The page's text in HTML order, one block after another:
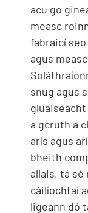
acu go
measc
fabraicí
agus
snug agus
gluaiseacht
a gcruth a
arís agus
bheith
allais, tá
cáilíochtaí
ligeann dó